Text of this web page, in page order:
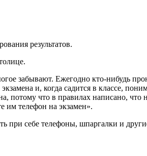
результатов.
забывают. Ежегодно кто-нибудь
и, когда садится в классе,
потому что в правилах написано,
им телефон на экзамен».
при себе телефоны, шпаргалки и